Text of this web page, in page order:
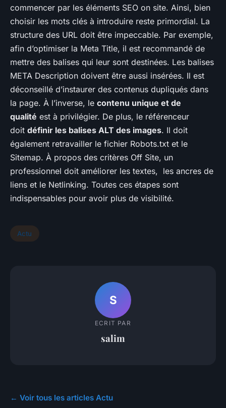
commencer par les éléments SEO on site. Ainsi, bien
choisir les mots clés à introduire reste primordial. La
structure des URL doit être impeccable. Par exemple,
afin d’optimiser la Meta Title, il est recommandé de
mettre des balises qui leur sont destinées. Les balises
META Description doivent être aussi insérées. Il est
déconseillé d’instaurer des contenus dupliqués dans
la page. À l’inverse, le contenu unique et de
qualité est à privilégier. De plus, le référenceur
doit définir les balises ALT des images. Il doit
également retravailler le fichier Robots.txt et le
Sitemap. À propos des critères Off Site, un
professionnel doit améliorer les textes, les ancres de
liens et le Netlinking. Toutes ces étapes sont
indispensables pour avoir plus de visibilité.
Actu
S
ECRIT PAR
salim
← Voir tous les articles Actu